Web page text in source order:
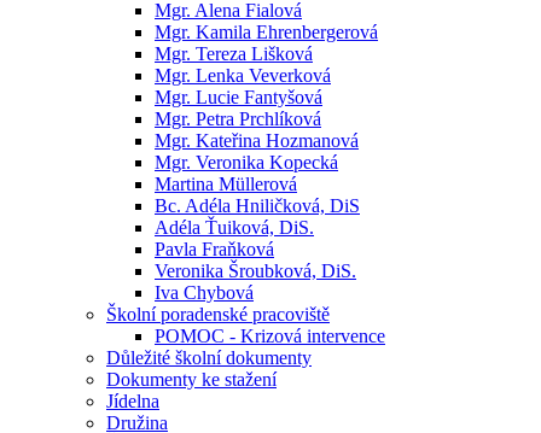
Mgr. Alena Fialová
Mgr. Kamila Ehrenbergerová
Mgr. Tereza Lišková
Mgr. Lenka Veverková
Mgr. Lucie Fantyšová
Mgr. Petra Prchlíková
Mgr. Kateřina Hozmanová
Mgr. Veronika Kopecká
Martina Müllerová
Bc. Adéla Hniličková, DiS
Adéla Ťuiková, DiS.
Pavla Fraňková
Veronika Šroubková, DiS.
Iva Chybová
Školní poradenské pracoviště
POMOC - Krizová intervence
Důležité školní dokumenty
Dokumenty ke stažení
Jídelna
Družina